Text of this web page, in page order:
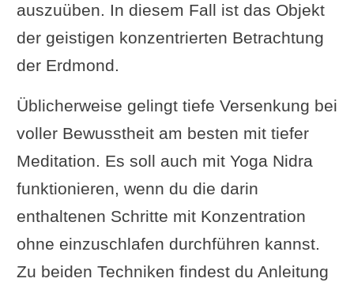
auszuüben. In diesem Fall ist das Objekt
der geistigen konzentrierten Betrachtung
der Erdmond.
Üblicherweise gelingt tiefe Versenkung bei
voller Bewusstheit am besten mit tiefer
Meditation. Es soll auch mit Yoga Nidra
funktionieren, wenn du die darin
enthaltenen Schritte mit Konzentration
ohne einzuschlafen durchführen kannst.
Zu beiden Techniken findest du Anleitung